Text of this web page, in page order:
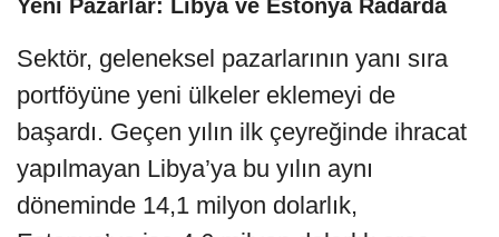
Yeni Pazarlar: Libya ve Estonya Radarda
Sektör, geleneksel pazarlarının yanı sıra
portföyüne yeni ülkeler eklemeyi de
başardı. Geçen yılın ilk çeyreğinde ihracat
yapılmayan Libya’ya bu yılın aynı
döneminde 14,1 milyon dolarlık,